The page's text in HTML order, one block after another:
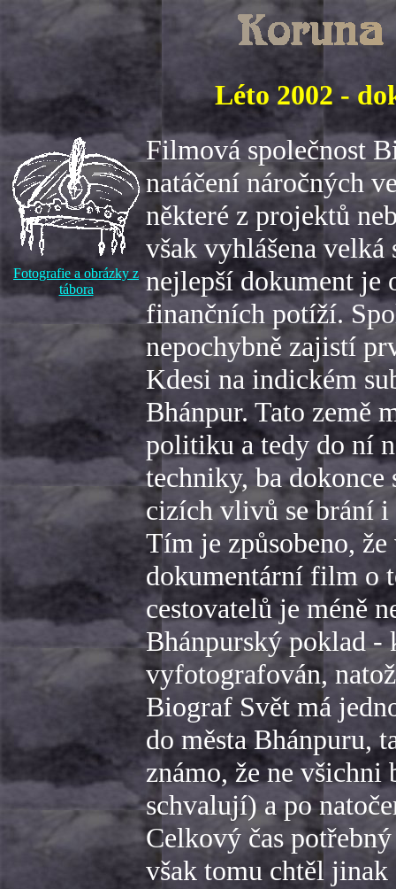
Léto 2002 -
Fotografie a obrázky z
tábora
Filmová společnost
natáčení náročných
některé z projektů
však vyhlášena
nejlepší dokument je
finančních potíží.
nepochybně zajistí
Kdesi na indickém
Bhánpur. Tato země
politiku a tedy do ní
techniky, ba
cizích vlivů se brání i
Tím je způsobeno,
dokumentární film o
cestovatelů je méně
Bhánpurský poklad -
vyfotografován,
Biograf Svět má
do města Bhánpuru,
známo, že ne všichni
schvalují) a po
Celkový čas
však tomu chtěl jinak